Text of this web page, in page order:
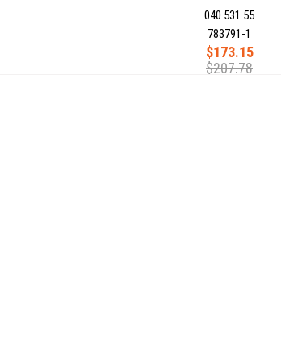
040 531 55
$173.15
$207.78
783791-1